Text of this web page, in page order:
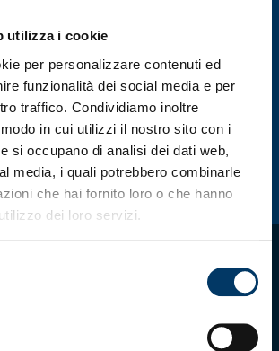
utilizza i cookie
per personalizzare contenuti ed
funzionalità dei social media e per
traffico. Condividiamo inoltre
in cui utilizzi il nostro sito con i
si occupano di analisi dei dati web,
media, i quali potrebbero combinarle
che hai fornito loro o che hanno
dei loro servizi.
Store